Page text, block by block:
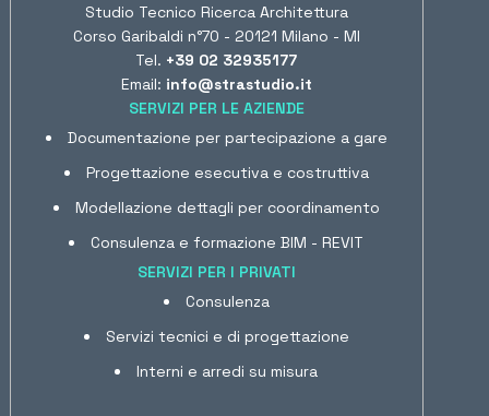
Studio Tecnico Ricerca Architettura
Corso Garibaldi n°70 - 20121 Milano - MI
Tel. +39 02 32935177
Email: info@strastudio.it
SERVIZI PER LE AZIENDE
Documentazione per partecipazione a gare
Progettazione esecutiva e costruttiva
Modellazione dettagli per coordinamento
Consulenza e formazione BIM - REVIT
SERVIZI PER I PRIVATI
Consulenza
Servizi tecnici e di progettazione
Interni e arredi su misura